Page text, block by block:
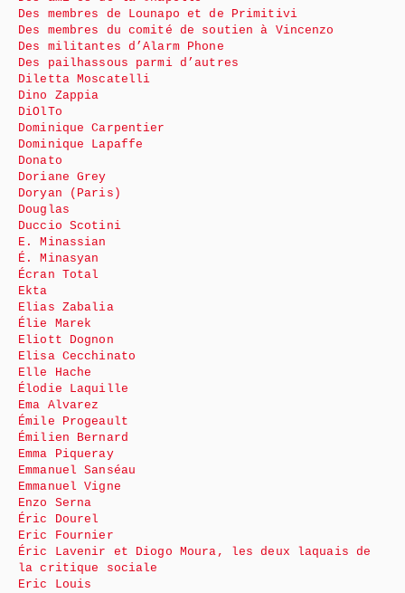
Des membres de Lounapo et de Primitivi
Des membres du comité de soutien à Vincenzo
Des militantes d’Alarm Phone
Des pailhassous parmi d’autres
Diletta Moscatelli
Dino Zappia
DiOlTo
Dominique Carpentier
Dominique Lapaffe
Donato
Doriane Grey
Doryan (Paris)
Douglas
Duccio Scotini
E. Minassian
É. Minasyan
Écran Total
Ekta
Elias Zabalia
Élie Marek
Eliott Dognon
Elisa Cecchinato
Elle Hache
Élodie Laquille
Ema Alvarez
Émile Progeault
Émilien Bernard
Emma Piqueray
Emmanuel Sanséau
Emmanuel Vigne
Enzo Serna
Éric Dourel
Eric Fournier
Éric Lavenir et Diogo Moura, les deux laquais de
la critique sociale
Eric Louis